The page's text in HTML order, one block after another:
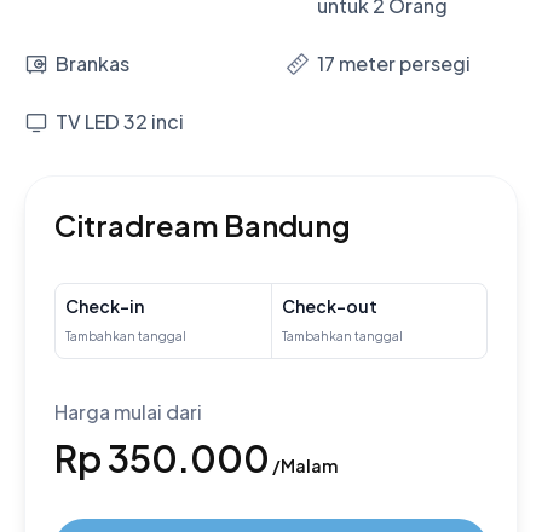
untuk 2 Orang
Brankas 17 meter persegi
TV LED 32 inci
Citradream Bandung
Check-in Check-out
Harga mulai dari
Rp 350.000 /Malam